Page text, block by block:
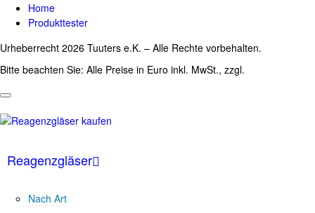
Home
Produkttester
Urheberrecht 2026 Tuuters e.K. – Alle Rechte vorbehalten.
Bitte beachten Sie: Alle Preise in Euro inkl. MwSt., zzgl.
Reagenzgläser
Nach Art